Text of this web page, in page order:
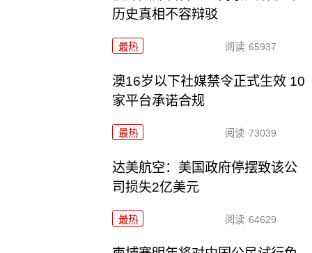
历史真相不容辩驳
最热 阅读 65937
澳16岁以下社媒禁令正式生效 10
家平台承诺合规
最热 阅读 73039
达美航空：美国政府停摆致该公
司损失2亿美元
最热 阅读 64629